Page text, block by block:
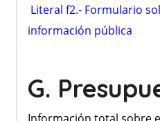
Literal f2.- Formulario
información pública
G.